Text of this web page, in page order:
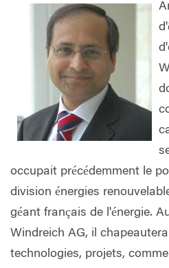
occupait précédemment le
division énergies
géant français de l'énergie.
Windreich AG, il
technologies, projets,